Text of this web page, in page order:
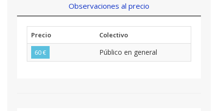
Observaciones al precio
Precio
Colectivo
60 €
Público en general